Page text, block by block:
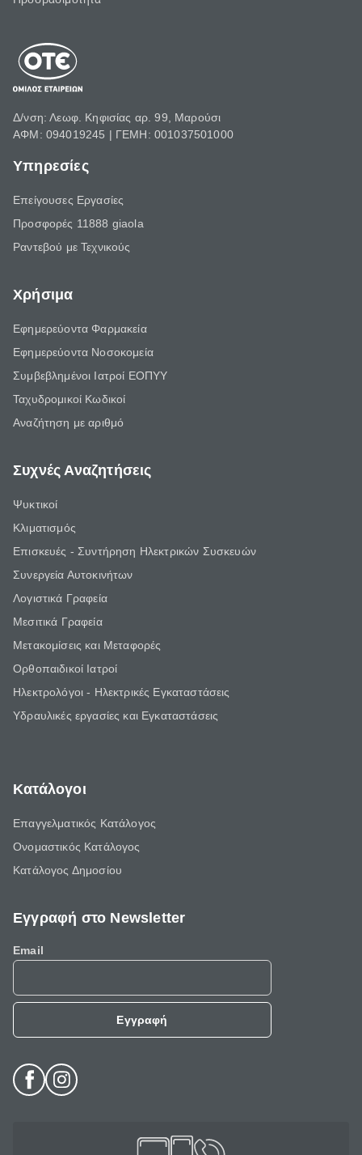
Δ/νση: Λεωφ. Κηφισίας αρ. 99, Μαρούσι
ΑΦΜ: 094019245 | ΓΕΜΗ: 001037501000
Υπηρεσίες
Επείγουσες Εργασίες
Προσφορές 11888 giaola
Ραντεβού με Τεχνικούς
Χρήσιμα
Εφημερεύοντα Φαρμακεία
Εφημερεύοντα Νοσοκομεία
Συμβεβλημένοι Ιατροί ΕΟΠΥΥ
Ταχυδρομικοί Κωδικοί
Αναζήτηση με αριθμό
Συχνές Αναζητήσεις
Ψυκτικοί
Κλιματισμός
Επισκευές - Συντήρηση Ηλεκτρικών Συσκευών
Συνεργεία Αυτοκινήτων
Λογιστικά Γραφεία
Μεσιτικά Γραφεία
Μετακομίσεις και Μεταφορές
Ορθοπαιδικοί Ιατροί
Ηλεκτρολόγοι - Ηλεκτρικές Εγκαταστάσεις
Υδραυλικές εργασίες και Εγκαταστάσεις
Κατάλογοι
Επαγγελματικός Κατάλογος
Ονομαστικός Κατάλογος
Κατάλογος Δημοσίου
Εγγραφή στο Newsletter
Email
Εγγραφή